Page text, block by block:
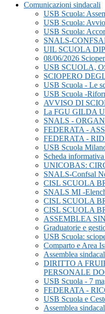
Comunicazioni sindacali
USB Scuola:
USB Scuola:
USB Scuola:
SNALS-
UIL SCUOLA
08/06/2026
USB SCUOLA,
SCIOPERO
USB Scuola - Le
USB Scuola -
AVVISO DI
La FGU GILDA
SNALS -
FEDERATA -
FEDERATA -
USB Scuola
Scheda
UNICOBAS:
SNALS-Confsal
CISL SCUOLA
SNALS MI -
CISL SCUOLA
CISL SCUOLA
ASSEMBLEA
Graduatorie e
USB Scuola:
Comparto e Area
Assemblea
DIRITTO A
PERSONALE
USB Scuola - 7
FEDERATA -
USB Scuola e
Assemblea